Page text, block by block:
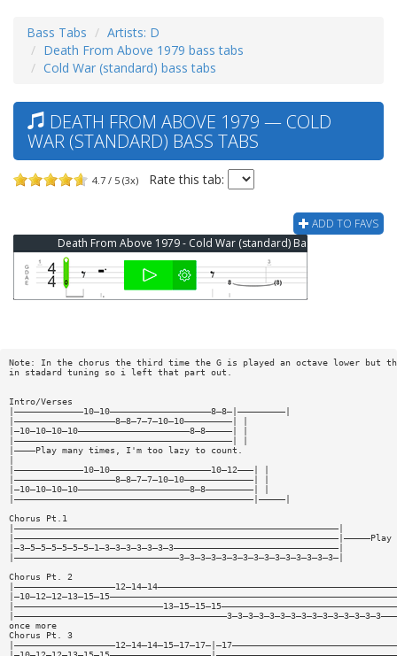
Bass Tabs
Artists: D
Death From Above 1979 bass tabs
Cold War (standard) bass tabs
DEATH FROM ABOVE 1979 — COLD
WAR (STANDARD) BASS TABS
4.7 / 5 (3x) Rate this tab:
ADD TO FAVS
Death From Above 1979 - Cold War (standard) Bass Tab
Note: In the chorus the third time the G is played an octave lower but
in stadard tuning so i left that part out.
Intro/Verses
|—————————————10—10———————————————————8—8—|—————————|
|———————————————————8—8—7—7—10—10—————————| |
|—10—10—10—10—————————————————————8—8—————| |
|—————————————————————————————————————————| |
|————Play many times, I'm too lazy to count.
|—————————————10—10———————————————————10—12———| |
|———————————————————8—8—7—7—10—10—————————————| |
|—10—10—10—10—————————————————————8—8—————————| |
|—————————————————————————————————————————————|—————|
Chorus Pt.1
|—————————————————————————————————————————————————————————————|
|—3—5—5—5—5—5—5—1—3—3—3—3—3—3—3———————————————————————————————|
|———————————————————————————————3—3—3—3—3—3—3—3—3—3—3—3—3—3—3—|
Chorus Pt. 2
once more
Chorus Pt. 3